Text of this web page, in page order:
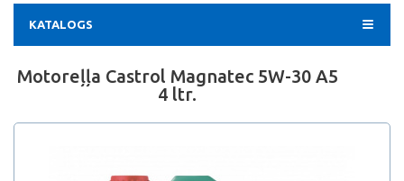
KATALOGS
Motoreļļa Castrol Magnatec 5W-30 A5
4 ltr.